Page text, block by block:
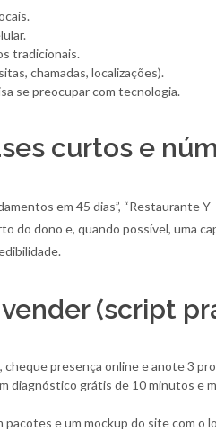
tradicionais.
chamadas, localizações).
se preocupar com tecnologia.
curtos e
em 45 dias”, “Restaurante
do dono e, quando possível, uma
(script
presença online e anote 3
diagnóstico grátis de 10 minutos e
e um mockup do site com o